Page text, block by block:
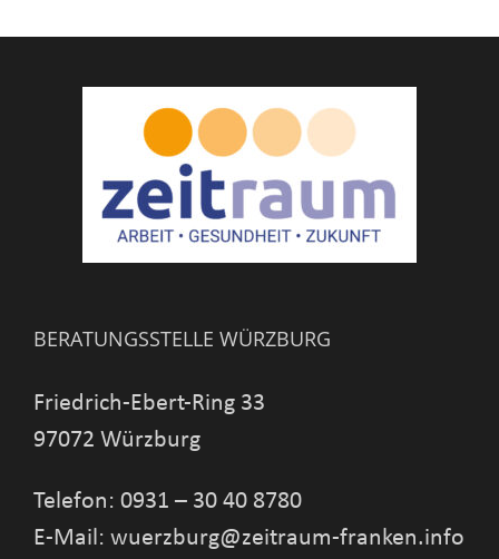
BERATUNGSSTELLE WÜRZBURG
Friedrich-Ebert-Ring 33
97072 Würzburg
Telefon: 0931 – 30 40 8780
E-Mail: wuerzburg@zeitraum-franken.info